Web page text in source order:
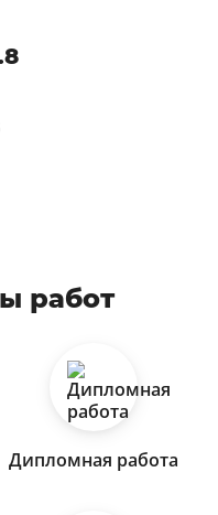
работ
Дипломная работа